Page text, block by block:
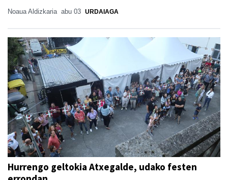
Noaua Aldizkaria abu 03 URDAIAGA
Hurrengo geltokia Atxegalde, udako festen